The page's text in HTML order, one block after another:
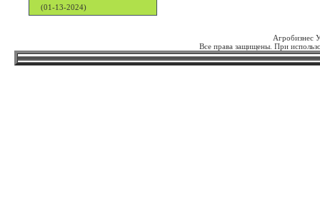
(01-13-2024)
Агробизнес
Все права защищены. При